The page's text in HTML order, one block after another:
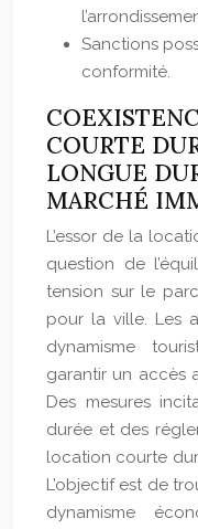
Sanctions
conformité.
COURTE
LONGUE
MARCHÉ
L’essor de la
question de
tension sur le
pour la ville. Les
dynamisme
garantir un accès
Des mesures
durée et des
location courte
L’objectif est de
dynamisme